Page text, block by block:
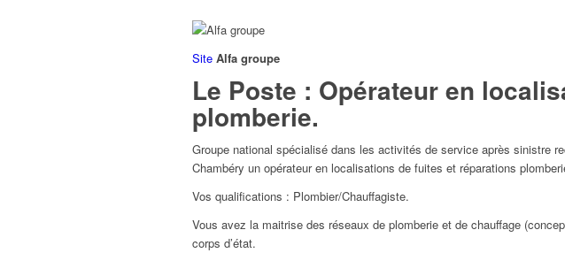
Site Alfa groupe
Le Poste : Opérateur en
plomberie.
Groupe national spécialisé dans les activités de service après sinistre
Chambéry un opérateur en localisations de fuites et réparations
Vos qualifications : Plombier/Chauffagiste.
Vous avez la maitrise des réseaux de plomberie et de chauffage
corps d’état.